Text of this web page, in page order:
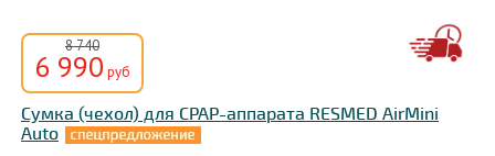
8 740
6 990 руб
Сумка (чехол) для СРАР-аппарата RESMED AirMini
Auto